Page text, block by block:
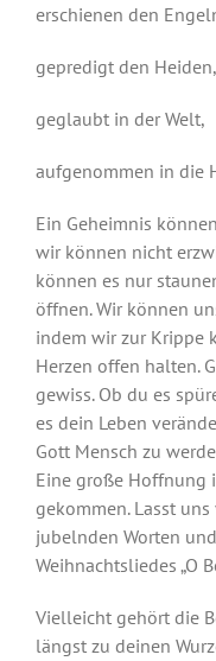
erschienen den
gepredigt den Heiden,
geglaubt in der Welt,
aufgenommen in die
Ein Geheimnis
wir können nicht
können es nur
öffnen. Wir können
indem wir zur Krippe
Herzen offen halten.
gewiss. Ob du es
es dein Leben
Gott Mensch zu
Eine große Hoffnung
gekommen. Lasst
jubelnden Worten
Weihnachtsliedes „O
Vielleicht gehört die
längst zu deinen